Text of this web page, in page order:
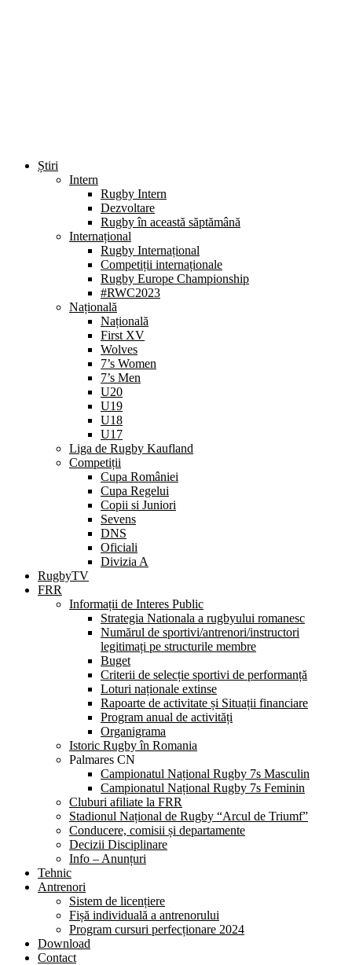
Știri
Intern
Rugby Intern
Dezvoltare
Rugby în această săptămână
Internațional
Rugby Internațional
Competiții internaționale
Rugby Europe Championship
#RWC2023
Națională
Națională
First XV
Wolves
7’s Women
7’s Men
U20
U19
U18
U17
Liga de Rugby Kaufland
Competiții
Cupa României
Cupa Regelui
Copii si Juniori
Sevens
DNS
Oficiali
Divizia A
RugbyTV
FRR
Informații de Interes Public
Strategia Nationala a rugbyului romanesc
Numărul de sportivi/antrenori/instructori
legitimați pe structurile membre
Buget
Criterii de selecție sportivi de performanță
Loturi naționale extinse
Rapoarte de activitate și Situații financiare
Program anual de activități
Organigrama
Istoric Rugby în Romania
Palmares CN
Campionatul Național Rugby 7s Masculin
Campionatul Național Rugby 7s Feminin
Cluburi afiliate la FRR
Stadionul Național de Rugby “Arcul de Triumf”
Conducere, comisii și departamente
Decizii Disciplinare
Info – Anunțuri
Tehnic
Antrenori
Sistem de licențiere
Fișă individuală a antrenorului
Program cursuri perfecționare 2024
Download
Contact